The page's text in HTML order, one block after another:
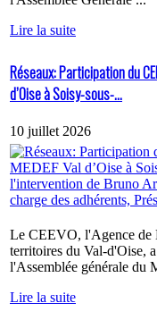
Lire la suite
Réseaux: Participation du
d’Oise à Soisy-sous-...
10 juillet 2026
Le CEEVO, l'Agence de
territoires du Val-d'Oise,
l'Assemblée générale du
Lire la suite